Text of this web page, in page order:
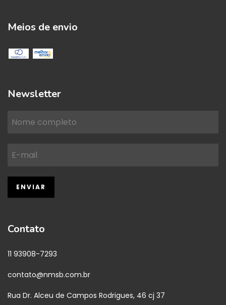
Meios de envio
Newsletter
Contato
11 93908-7293
contato@nmsb.com.br
Rua Dr. Alceu de Campos Rodrigues, 46 cj 37